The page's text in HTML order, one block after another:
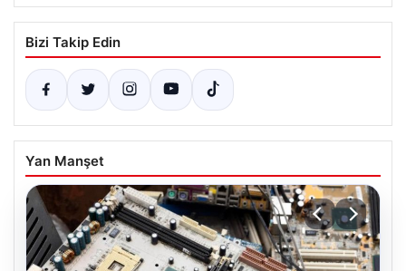
Bizi Takip Edin
Yan Manşet